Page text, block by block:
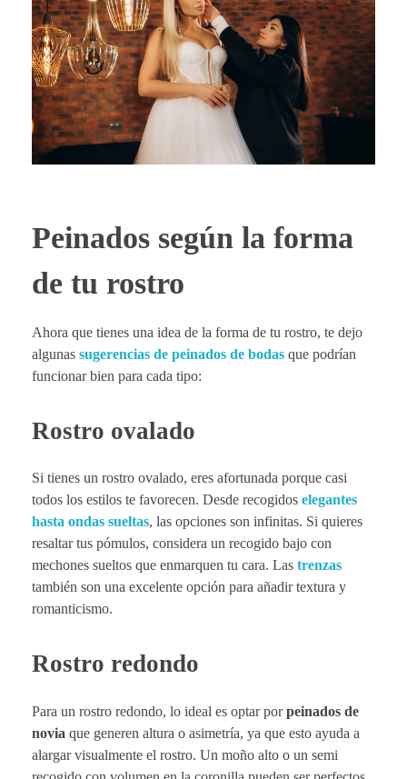
Peinados según la forma
de tu rostro
Ahora que tienes una idea de la forma de tu rostro, te dejo
algunas sugerencias de peinados de bodas que podrían
funcionar bien para cada tipo:
Rostro ovalado
Si tienes un rostro ovalado, eres afortunada porque casi
todos los estilos te favorecen. Desde recogidos elegantes
hasta ondas sueltas, las opciones son infinitas. Si quieres
resaltar tus pómulos, considera un recogido bajo con
mechones sueltos que enmarquen tu cara. Las trenzas
también son una excelente opción para añadir textura y
romanticismo.
Rostro redondo
Para un rostro redondo, lo ideal es optar porpeinados de
novia que generen altura o asimetría, ya que esto ayuda a
alargar visualmente el rostro. Un moño alto o un semi